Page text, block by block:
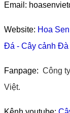
Email:
Website: Hoa
Đá - Cây cảnh Đà
Fanpage: Công
Việt.